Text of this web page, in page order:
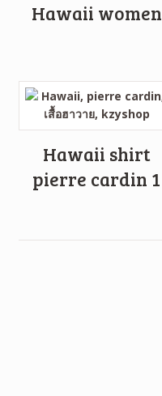
Hawaii women
Hawaii shirt
pierre cardin 1